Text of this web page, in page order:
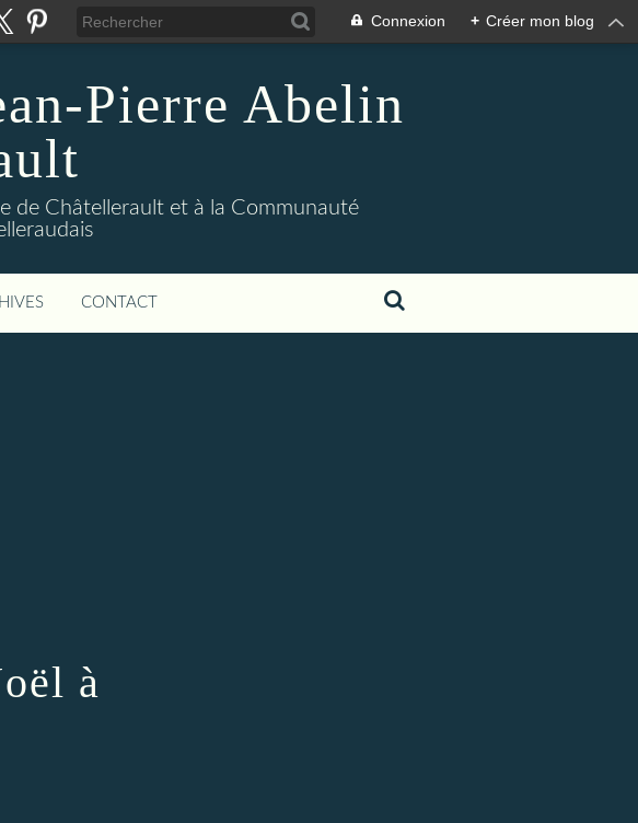
Connexion + Créer mon blog
Pierre Abelin
de Châtellerault et à la Communauté
CONTACT
à